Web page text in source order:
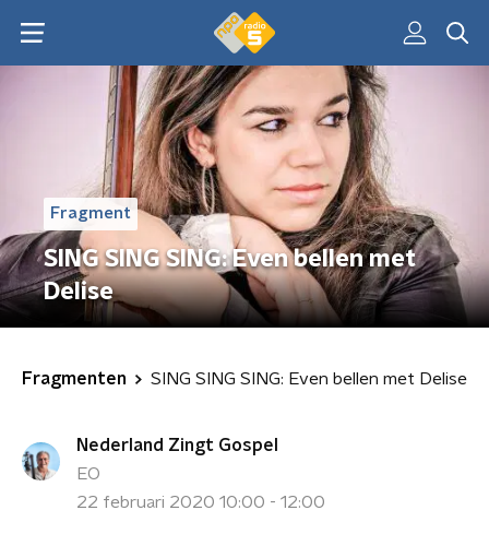
Fragment
SING SING SING: Even bellen met
Delise
Fragmenten SING SING SING: Even bellen met Delise
Nederland Zingt Gospel
EO
22 februari 2020 10:00 - 12:00